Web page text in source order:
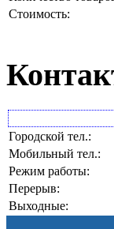
Стоимость:
Городской тел.:
Мобильный тел.:
Режим работы:
Перерыв:
Выходные: